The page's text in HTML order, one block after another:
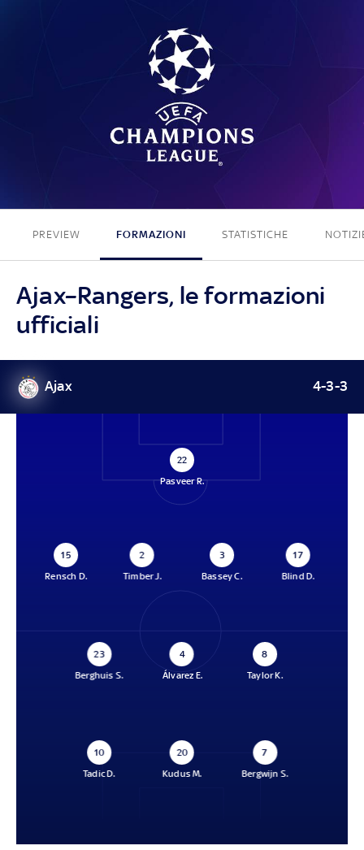
PREVIEW FORMAZIONI STATISTICHE
Ajax–Rangers, le formazioni
ufficiali
Ajax 4-3-3
22
Pasveer R.
15
Rensch D.
2
Timber J.
3
Bassey C.
17
Blind D.
23
Berghuis S.
4
Álvarez E.
8
Taylor K.
10
Tadic D.
20
Kudus M.
7
Bergwijn S.